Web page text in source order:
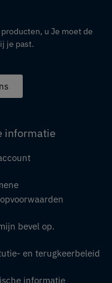
u Je moet de
je past.
informatie
bevel op.
en terugkeerbeleid
informatie